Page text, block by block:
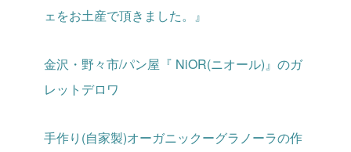
ェをお土産で頂きました。』
金沢・野々市/パン屋『 NiOR(ニオール)』のガ
レットデロワ
手作り(自家製)オーガニックーグラノーラの作